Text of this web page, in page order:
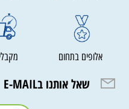
אלופים בתחום
שאל אותנו בE-MAIL